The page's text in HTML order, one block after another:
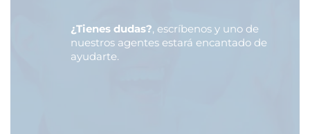
¿Tienes dudas?, escríbenos y uno de
nuestros agentes estará encantado de
ayudarte.